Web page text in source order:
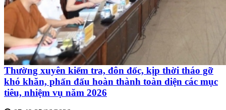
Thường xuyên kiểm tra, đôn đốc, kịp thời tháo gỡ
khó khăn, phấn đấu hoàn thành toàn diện các mục
tiêu, nhiệm vụ năm 2026